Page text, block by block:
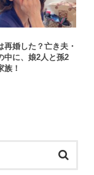
再婚した？亡き夫・
中に、娘2人と孫2
族！